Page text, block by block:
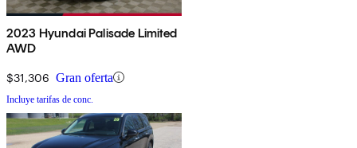
2023 Hyundai Palisade Limited
AWD
$31,306 Gran oferta
Incluye tarifas de conc.